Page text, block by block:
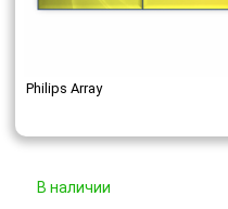
Philips Array
В наличии